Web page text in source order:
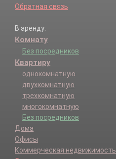
Обратная связь
В аренду:
Комнату
Без посредников
Квартиру
однокомнатную
двухкомнатную
трехкомнатную
многокомнатную
Без посредников
Дома
Офисы
Коммерческая недвижимость